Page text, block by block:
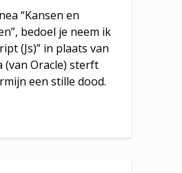
“Kansen en
bedoel je neem ik
(Js)” in plaats van
(van Oracle) sterft
een stille dood.